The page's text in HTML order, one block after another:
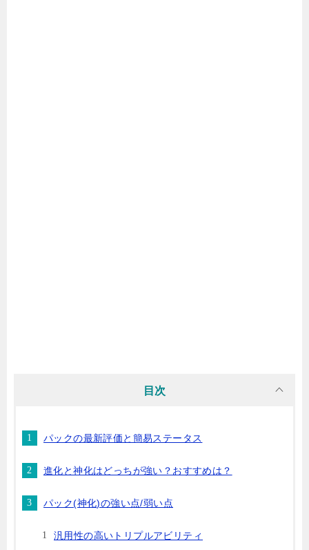
目次
パックの最新評価と簡易ステータス
進化と神化はどっちが強い？おすすめは？
パック(神化)の強い点/弱い点
汎用性の高いトリプルアビリティ